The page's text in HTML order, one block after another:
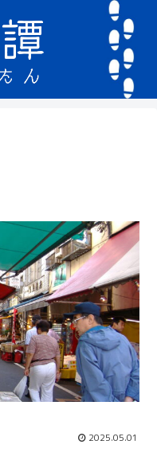
2025.05.01